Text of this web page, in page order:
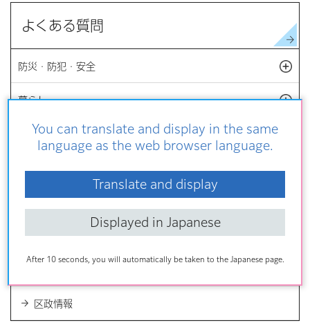
You can translate and display in the same
language as the web browser language.
Translate and display
Displayed in Japanese
After 10 seconds, you will automatically be taken to the Japanese page.
よくある質問
防災・防犯・安全
暮らし 開
福祉・健康・医療
文化・スポーツ・観光
区政情報